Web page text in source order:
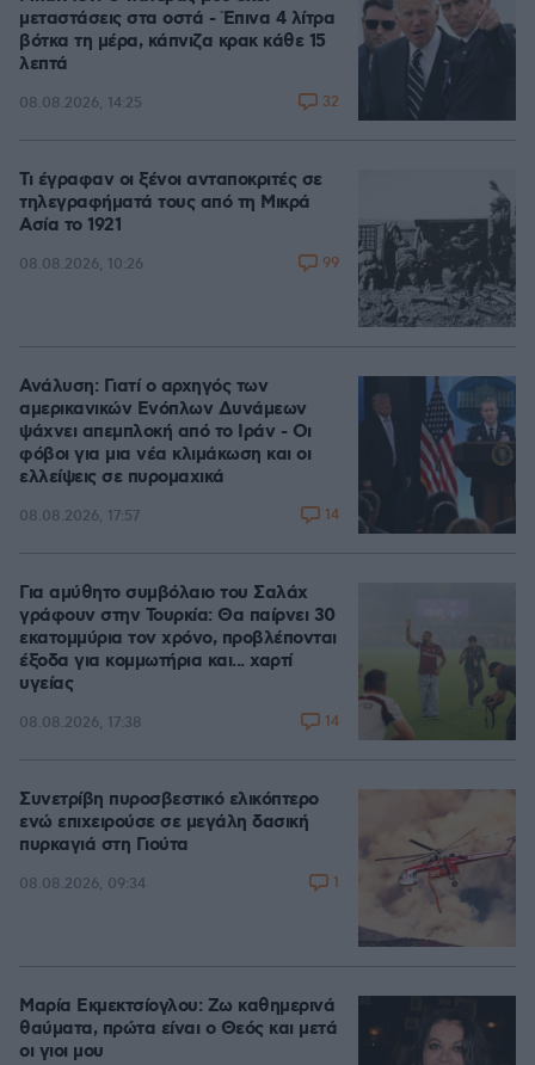
μεταστάσεις στα οστά - Έπινα 4 λίτρα
βότκα τη μέρα, κάπνιζα κρακ κάθε 15
λεπτά
08.08.2026, 14:25 32
Τι έγραφαν οι ξένοι ανταποκριτές σε
τηλεγραφήματά τους από τη Μικρά
Ασία το 1921
08.08.2026, 10:26 99
Ανάλυση: Γιατί ο αρχηγός των
αμερικανικών Ενόπλων Δυνάμεων
ψάχνει απεμπλοκή από το Ιράν - Οι
φόβοι για μια νέα κλιμάκωση και οι
ελλείψεις σε πυρομαχικά
08.08.2026, 17:57 14
Για αμύθητο συμβόλαιο του Σαλάχ
γράφουν στην Τουρκία: Θα παίρνει 30
εκατομμύρια τον χρόνο, προβλέπονται
έξοδα για κομμωτήρια και... χαρτί
υγείας
08.08.2026, 17:38 14
Συνετρίβη πυροσβεστικό ελικόπτερο
ενώ επιχειρούσε σε μεγάλη δασική
πυρκαγιά στη Γιούτα
08.08.2026, 09:34 1
Μαρία Εκμεκτσίογλου: Ζω καθημερινά
θαύματα, πρώτα είναι ο Θεός και μετά
οι γιοι μου